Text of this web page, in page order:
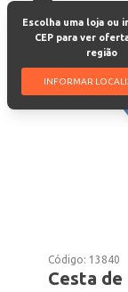
Escolha uma loja ou
CEP para ver
região
INFORMAR
Código: 13840
Cesta de